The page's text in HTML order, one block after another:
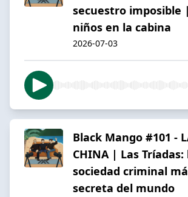
secuestro imposible
niños en la cabina
2026-07-03
Black Mango #101 -
CHINA | Las Tríadas:
sociedad criminal
secreta del mundo